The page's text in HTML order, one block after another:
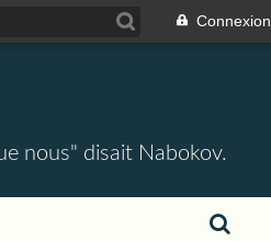
Connexion
nous" disait Nabokov.